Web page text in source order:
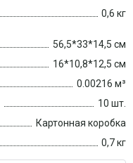
0,6 кг
56,5*33*14,5 см
16*10,8*12,5 см
0.00216 м³
10 шт.
Картонная коробка
0,7 кг